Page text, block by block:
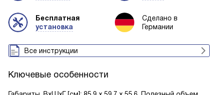
Бесплатная
установка
Сделано в
Германии
Все инструкции
Ключевые особенности